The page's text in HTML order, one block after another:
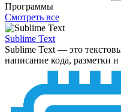
Программы
Смотреть все
Sublime Text
Sublime Text — это
написание кода, разметки